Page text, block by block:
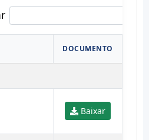
DOCUMENTO
Baixar